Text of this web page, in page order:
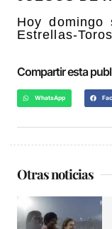
Hoy domingo
Estrellas-
Compartir esta
WhatsApp
Otras noticias